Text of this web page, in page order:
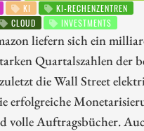
KI
KI-RECHENZENTREN
CLOUD INVESTMENTS
liefern sich ein
Quartalszahlen der
die Wall Street
erfolgreiche
volle Auftragsbücher.